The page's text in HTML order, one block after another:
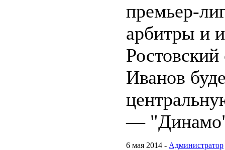
премьер-
арбитры и
Иванов
—
6 мая 2014 - Администратор